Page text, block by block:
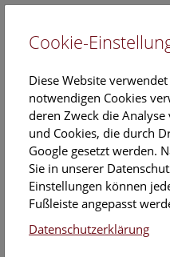
Informationen zu
Schulprogrammen finden
Cookie-
Diese Website
notwendigen Cookies
deren Zweck die
und Cookies, die durch
Google gesetzt werden.
Sie in unserer
Einstellungen können
Fußleiste angepasst
Datenschutzerklärung